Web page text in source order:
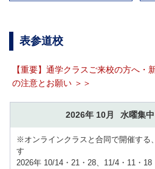
表参道校
【重要】通学クラスご来校の方へ・
の注意とお願い ＞＞
2026年 10月 水曜集中
※オンラインクラスと合同で開催する
す
2026年 10/14・21・28、11/4・11・